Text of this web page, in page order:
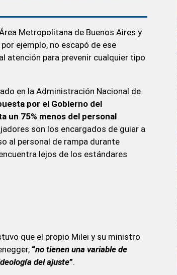
Metropolitana de Buenos Aires y
ejemplo, no escapó de ese
atención para prevenir cualquier tipo
en la Administración Nacional de
por el Gobierno del
un 75% menos del personal
son los encargados de guiar a
al personal de rampa durante
lejos de los estándares
que el propio Milei y su ministro
“no tienen una variable de
del ajuste”.